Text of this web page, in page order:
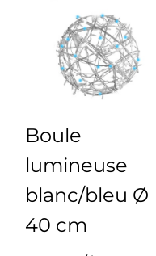
Boule
lumineuse
blanc/bleu Ø
40 cm